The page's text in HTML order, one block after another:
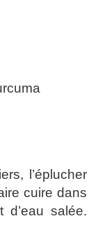
l’éplucher
cuire dans
d’eau salée.